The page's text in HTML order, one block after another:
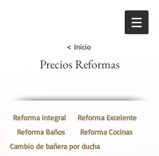
< Inicio
Precios Reformas
Reforma integral
Reforma Baños
Reforma Excelente
Reforma Cocinas
Cambio de bañera por ducha